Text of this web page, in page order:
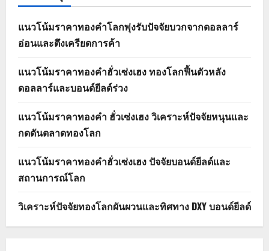
แนวโน้มราคาทองคำโลกพุ่งรับปัจจัยบวกจากดอลลาร์
อ่อนและตึงเครียดการค้า
แนวโน้มราคาทองคำฮั่วเซ่งเฮง ทองโลกฟื้นตัวหลัง
ดอลลาร์และบอนด์ยีลด์ร่วง
แนวโน้มราคาทองคำ ฮั่วเซ่งเฮง วิเคราะห์ปัจจัยหนุนและ
กดดันตลาดทองโลก
แนวโน้มราคาทองคำฮั่วเซ่งเฮง ปัจจัยบอนด์ยีลด์และ
สถานการณ์โลก
วิเคราะห์ปัจจัยทองโลกผันผวนและทิศทาง DXY บอนด์ยีลด์